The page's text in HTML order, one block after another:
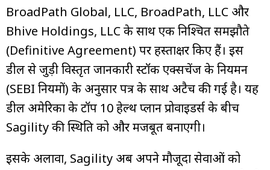
BroadPath Global, LLC, BroadPath, LLC और
Bhive Holdings, LLC के साथ एक निश्चित समझौते
(Definitive Agreement) पर हस्ताक्षर किए हैं। इस
डील से जुड़ी विस्तृत जानकारी स्टॉक एक्सचेंज के नियमन
(SEBI नियमों) के अनुसार पत्र के साथ अटैच की गई है। यह
डील अमेरिका के टॉप 10 हेल्थ प्लान प्रोवाइडर्स के बीच
Sagility की स्थिति को और मजबूत बनाएगी।
इसके अलावा, Sagility अब अपने मौजूदा सेवाओं को